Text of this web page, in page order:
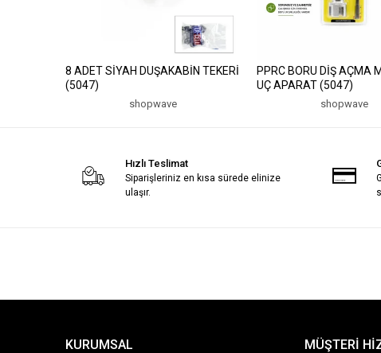
8 ADET SİYAH DUŞAKABİN TEKERİ
(5047)
shopwave
PPRC BORU DİŞ AÇMA
UÇ APARAT (5047)
shopwave
Hızlı Teslimat
Siparişleriniz en kısa sürede elinize
ulaşır.
KURUMSAL MÜŞTERİ